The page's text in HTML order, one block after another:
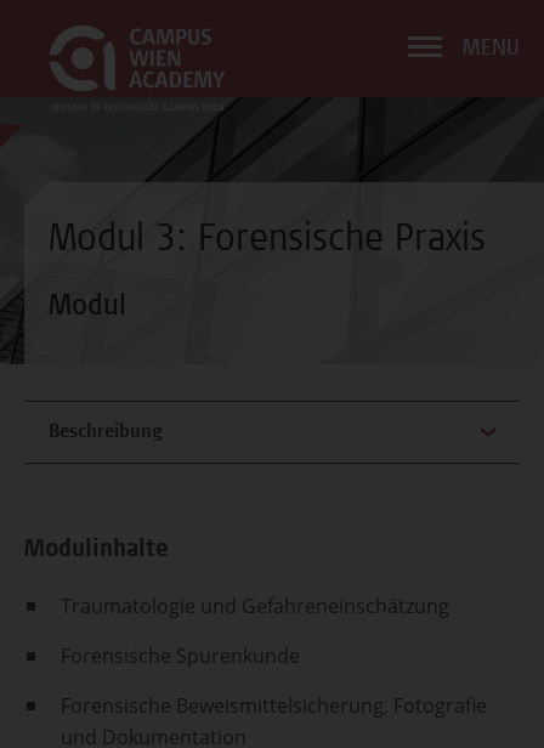
MENÜ
Modul 3: Forensische Praxis
Modul
Beschreibung
Modulinhalte
Traumatologie und Gefahreneinschätzung
Forensische Spurenkunde
Forensische Beweismittelsicherung, Fotografie
und Dokumentation